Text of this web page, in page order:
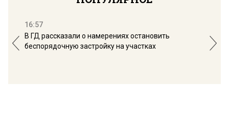
16:57
В ГД рассказали о намерениях остановить
беспорядочную застройку на участках